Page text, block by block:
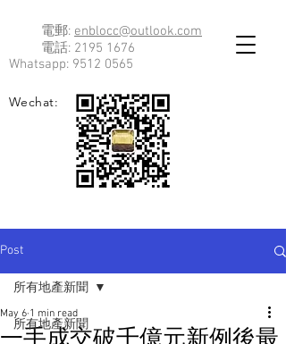
電郵: enblocc@outlook.com
電話: 2195 1676
Whatsapp: 9512 0565
Wechat:
Post
所有地產新聞
所有地產新聞
May 6 1 min read